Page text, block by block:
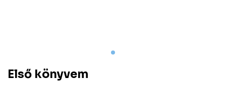
Első könyvem